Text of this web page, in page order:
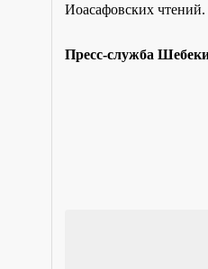
Иоасафовских чтений.
Пресс-служба